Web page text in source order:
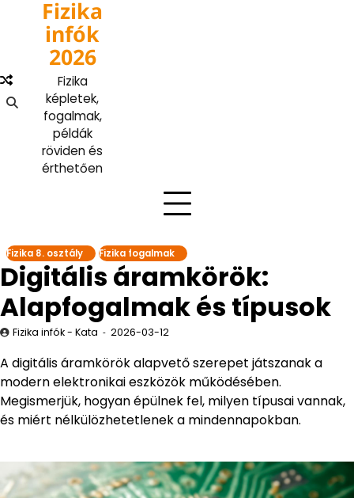
content
Fizika
infók
2026
Fizika
képletek,
fogalmak,
példák
röviden és
érthetően
Fizika 8. osztály Fizika fogalmak
Digitális áramkörök:
Alapfogalmak és típusok
Fizika infók - Kata 2026-03-12
A digitális áramkörök alapvető szerepet játszanak a
modern elektronikai eszközök működésében.
Megismerjük, hogyan épülnek fel, milyen típusai vannak,
és miért nélkülözhetetlenek a mindennapokban.